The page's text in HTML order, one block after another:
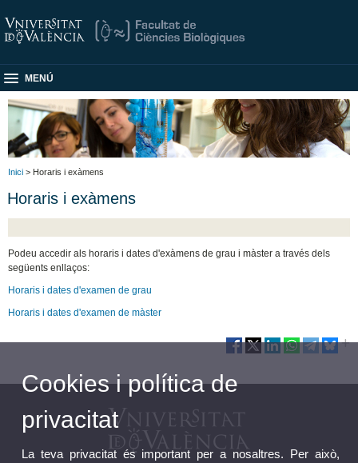
MENÚ
Inici > Horaris i exàmens
Horaris i exàmens
Podeu accedir als horaris i dates d'exàmens de grau i màster a través dels
següents enllaços:
Horaris i dates d'examen de grau
Horaris i dates d'examen de màster
Cookies i política de
privacitat
La teva privacitat és important per a nosaltres. Per això,